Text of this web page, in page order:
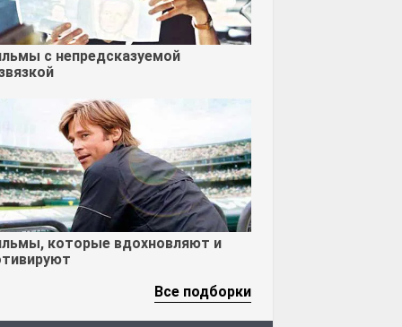
с непредсказуемой
которые вдохновляют и
Все подборки